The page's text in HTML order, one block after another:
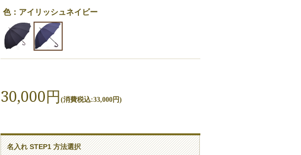
色：アイリッシュネイビー
30,000円 (消費税込:33,000円)
名入れ STEP1 方法選択